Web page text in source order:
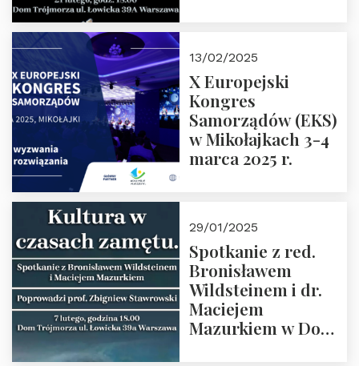
Zapraszamy
13/02/2025
X Europejski
Kongres
Samorządów (EKS)
w Mikołajkach 3-4
marca 2025 r.
29/01/2025
Spotkanie z red.
Bronisławem
Wildsteinem i dr.
Maciejem
Mazurkiem w Domu